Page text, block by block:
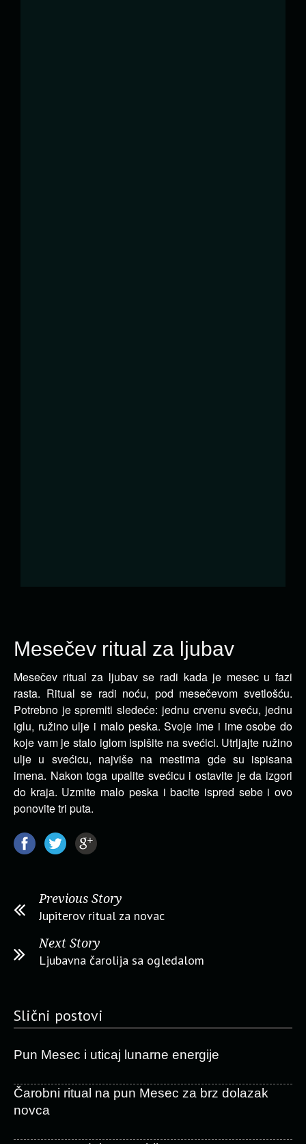
Mesečev ritual za ljubav
Mesečev ritual za ljubav se radi kada je mesec u fazi
rasta. Ritual se radi noću, pod mesečevom svetlošću.
Potrebno je spremiti sledeće: jednu crvenu sveću, jednu
iglu, ružino ulje i malo peska. Svoje ime i ime osobe do
koje vam je stalo iglom ispišite na svećici. Utrljajte ružino
ulje u svećicu, najviše na mestima gde su ispisana
imena. Nakon toga upalite svećicu i ostavite je da izgori
do kraja. Uzmite malo peska i bacite ispred sebe i ovo
ponovite tri puta.
Previous Story
Jupiterov ritual za novac
Next Story
Ljubavna čarolija sa ogledalom
Slični postovi
Pun Mesec i uticaj lunarne energije
Čarobni ritual na pun Mesec za brz dolazak
novca